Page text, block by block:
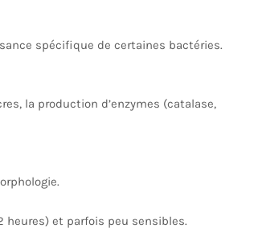
spécifique de certaines bactéries.
la production d’enzymes (catalase,
heures) et parfois peu sensibles.